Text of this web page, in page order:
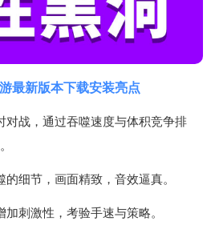
最新版本下载安装亮点
对战，通过吞噬速度与体积竞争排
细节，画面精致，音效逼真。
刺激性，考验手速与策略。